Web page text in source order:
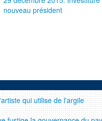
nouveau président
qui utilise de l'argile